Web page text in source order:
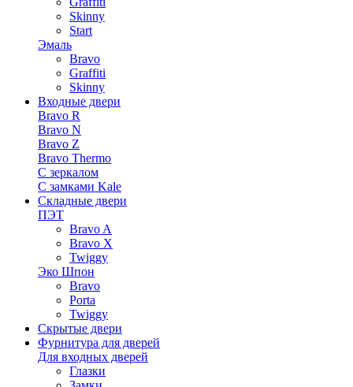
Skinny
Start
Эмаль
Bravo
Graffiti
Skinny
Входные двери
Bravo R
Bravo N
Bravo Z
Bravo Thermo
С зеркалом
С замками Kale
Складные двери
ПЭТ
Bravo A
Bravo X
Twiggy
Эко Шпон
Bravo
Porta
Twiggy
Скрытые двери
Фурнитура для дверей
Для входных дверей
Глазки